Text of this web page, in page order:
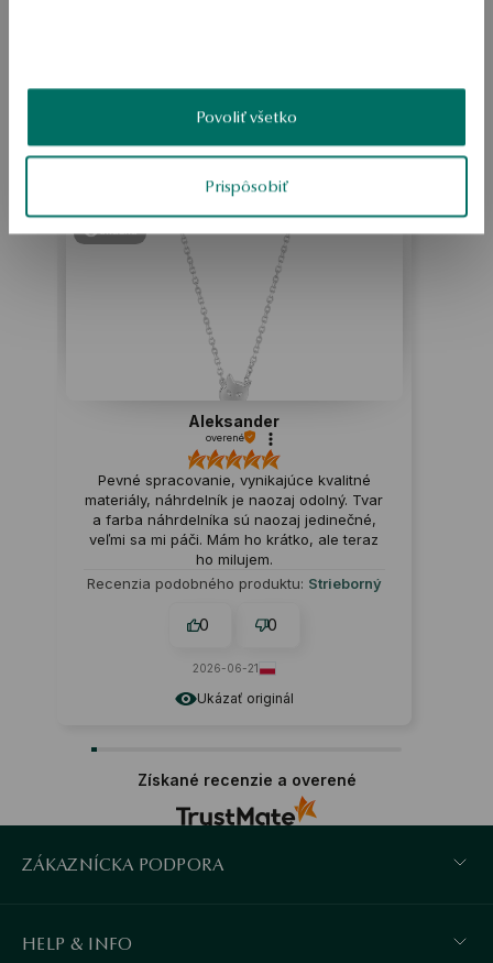
Povoliť všetko
Prispôsobiť
Produkt nemá žiadne recenzie
Možno by Vás zaujímali aj iné ohodnotené produkty
Ako zhromažďujeme recenzie?
Ukázať originál
Aleksander
overené
Pevné spracovanie, vynikajúce kvalitné
materiály, náhrdelník je naozaj odolný. Tvar
a farba náhrdelníka sú naozaj jedinečné,
veľmi sa mi páči. Mám ho krátko, ale teraz
ho milujem.
Recenzia podobného produktu: Strieborný
0 0
2026-06-21
Získané recenzie a overené
ZÁKAZNÍCKA PODPORA
HELP & INFO